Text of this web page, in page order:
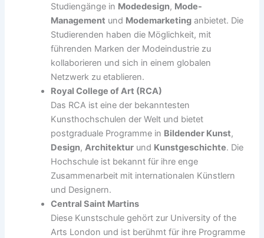
Studiengänge in Modedesign, Mode-
Management und Modemarketing anbietet. Die
Studierenden haben die Möglichkeit, mit
führenden Marken der Modeindustrie zu
kollaborieren und sich in einem globalen
Netzwerk zu etablieren.
Royal College of Art (RCA)
Das RCA ist eine der bekanntesten
Kunsthochschulen der Welt und bietet
postgraduale Programme in Bildender Kunst,
Design,Architektur und Kunstgeschichte. Die
Hochschule ist bekannt für ihre enge
Zusammenarbeit mit internationalen Künstlern
und Designern.
Central Saint Martins
Diese Kunstschule gehört zur University of the
Arts London und ist berühmt für ihre Programme